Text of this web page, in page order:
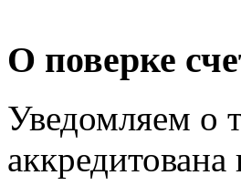
О поверке
Уведомляем о